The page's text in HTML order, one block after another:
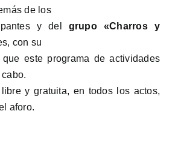
de los
y del grupo «Charros y
con su
este programa de actividades
y gratuita, en todos los actos,
aforo.